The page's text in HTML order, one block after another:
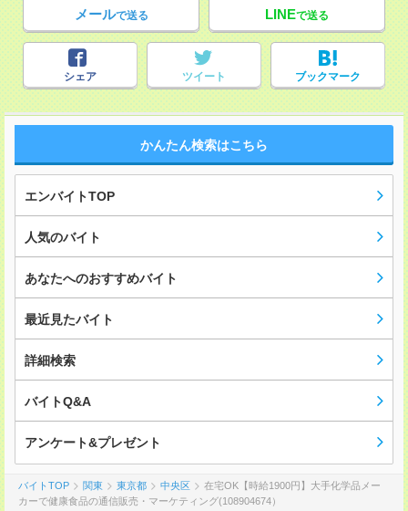
メールで送る LINEで送る
シェア ツイート ブックマーク
かんたん検索はこちら
エンバイトTOP
人気のバイト
あなたへのおすすめバイト
最近見たバイト
詳細検索
バイトQ&A
アンケート&プレゼント
バイトTOP 関東 東京都 中央区
在宅OK【時給1900円】大手化学品メー
カーで健康食品の通信販売・マーケティング(108904674）